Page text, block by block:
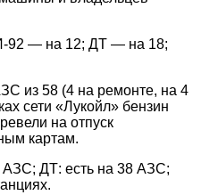
92 — на 12; ДТ — на 18;
из 58 (4 на ремонте, на 4
сети «Лукойл» бензин
на отпуск
картам.
ДТ: есть на 38 АЗС;